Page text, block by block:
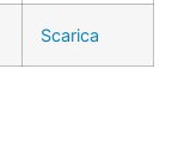
Scarica